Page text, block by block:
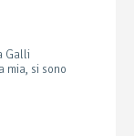
Galli
mia, si sono